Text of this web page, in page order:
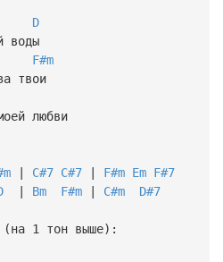
D
F#m
твои
любви
| C#7 C#7| F#m Em F#7
| Bm F#m| C#m D#7
1 тон выше):